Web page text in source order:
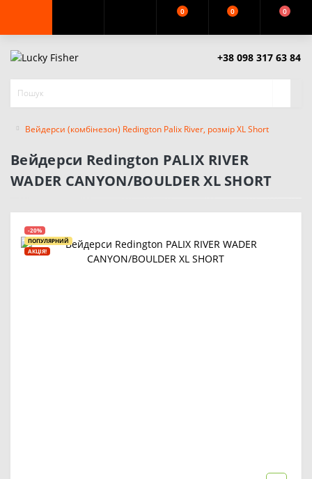
0 0 0
+38 098 317 63 84
Вейдерси (комбінезон) Redington Palix River, розмір XL Short
Вейдерси Redington PALIX RIVER
WADER CANYON/BOULDER XL SHORT
-20%
ПОПУЛЯРНИЙ
АКЦІЯ!